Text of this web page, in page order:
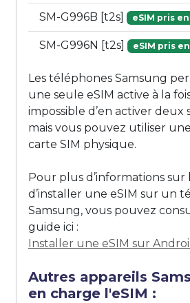
SM-G996B [t2s] eSIM pris
SM-G996N [t2s] eSIM pris
Les téléphones Samsung
une seule eSIM active à la
impossible d’en activer
mais vous pouvez utiliser
carte SIM physique.
Pour plus d’informations sur
d’installer une eSIM sur un
Samsung, vous pouvez
guide ici :
Installer une eSIM sur
Autres appareils
en charge l'eSIM :